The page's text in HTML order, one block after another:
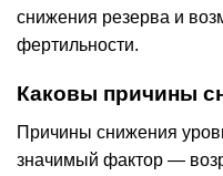
снижения резерва и
фертильности.
Каковы причины
Причины снижения
значимый фактор —